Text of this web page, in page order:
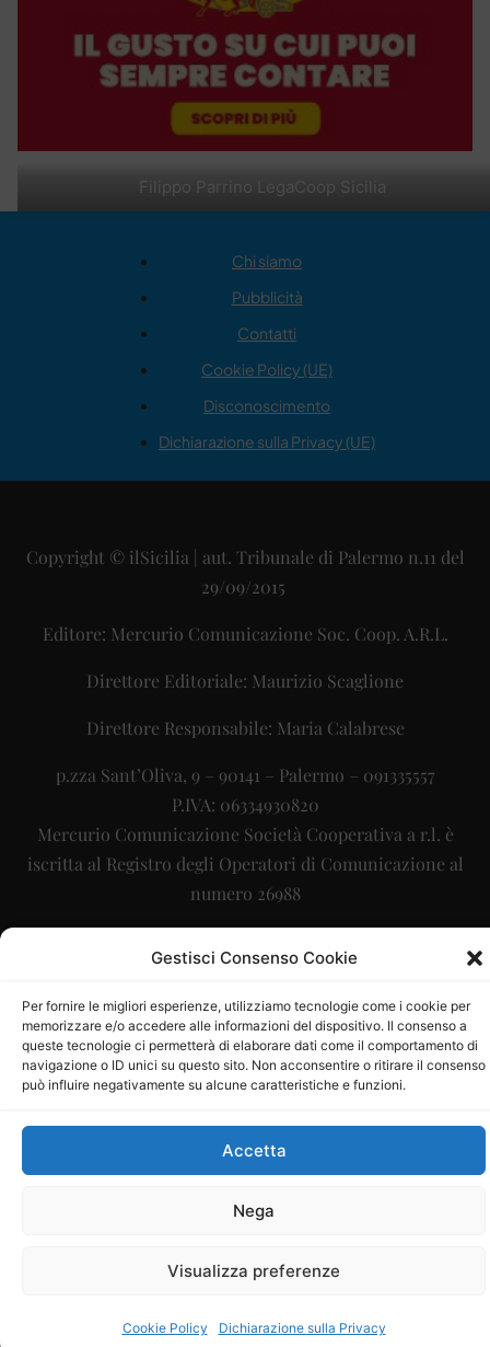
Gestisci Consenso Cookie
Per fornire le migliori esperienze, utilizziamo tecnologie come i cookie per
memorizzare e/o accedere alle informazioni del dispositivo. Il consenso a
queste tecnologie ci permetterà di elaborare dati come il comportamento di
navigazione o ID unici su questo sito. Non acconsentire o ritirare il consenso
può influire negativamente su alcune caratteristiche e funzioni.
Accetta
Nega
Visualizza preferenze
Cookie Policy Dichiarazione sulla Privacy
Filippo Parrino LegaCoop Sicilia
Chi siamo
Pubblicità
Contatti
Cookie Policy (UE)
Disconoscimento
Dichiarazione sulla Privacy (UE)
Copyright © ilSicilia | aut. Tribunale di Palermo n.11 del
29/09/2015
Editore: Mercurio Comunicazione Soc. Coop. A.R.L.
Direttore Editoriale: Maurizio Scaglione
Direttore Responsabile: Maria Calabrese
p.zza Sant’Oliva, 9 – 90141 – Palermo – 091335557
P.IVA: 06334930820
Mercurio Comunicazione Società Cooperativa a r.l. è
iscritta al Registro degli Operatori di Comunicazione al
numero 26988